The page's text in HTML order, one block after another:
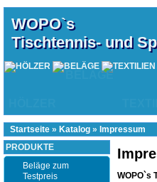
WOPO`s
Tischtennis- und
BELÄGE
Startseite » Katalog » Impressum
WOPO`s
PRODUKTE
Beläge zum
Testpreis